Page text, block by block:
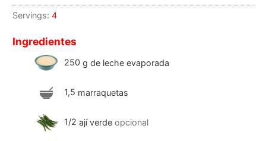
Servings: 4
Ingredientes
250 g de leche evaporada
1,5 marraquetas
1/2 ají verde opcional